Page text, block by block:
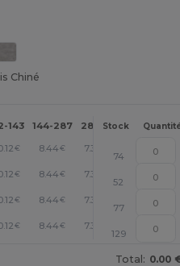
Chiné
143 144-287 288 + Plus
Stock
€ 8.44 € 7.31
74
€ 8.44 € 7.31 +
52
€ 8.44 € 7.31 +
77
€ 8.44 € 7.31 +
129
Total: 0.00